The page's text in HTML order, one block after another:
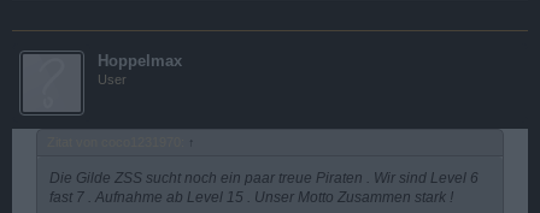
Hoppelmax
User
↑
Die Gilde ZSS sucht noch ein paar treue Piraten . Wir sind Level 6
fast 7 . Aufnahme ab Level 15 . Unser Motto Zusammen stark !